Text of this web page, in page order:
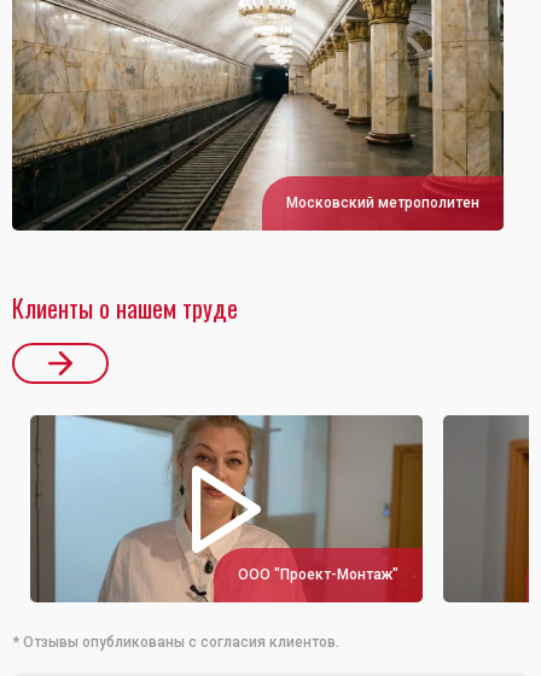
Московский метрополитен
Клиенты о нашем труде
ООО "Проект-Монтаж"
* Отзывы опубликованы с согласия клиентов.